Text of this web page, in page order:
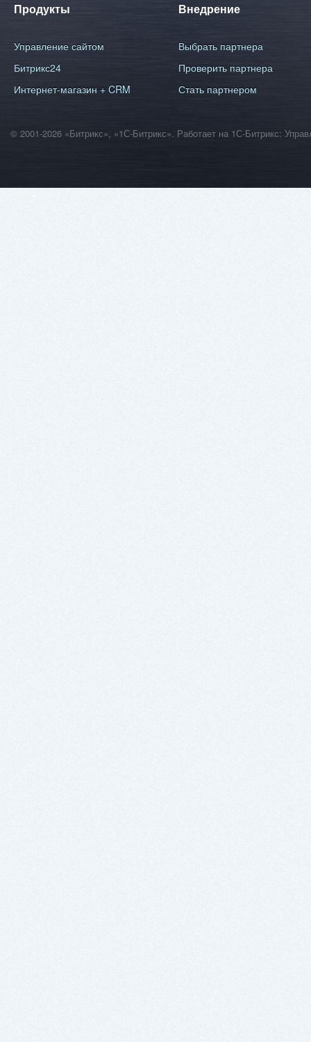
Продукты
Управление сайтом
Битрикс24
Интернет-магазин + CRM
Внедрение
Выбрать партнера
Проверить партнера
Стать партнером
© 2001-2026 «Битрикс», «1С-Битрикс». Работает на 1С-Битрикс: